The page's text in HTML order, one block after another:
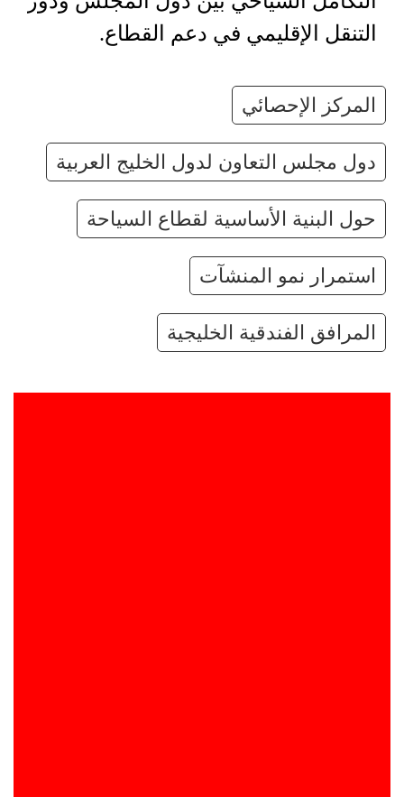
التنقل الإقليمي في دعم القطاع.
المركز الإحصائي
دول مجلس التعاون لدول الخليج العربية
حول البنية الأساسية لقطاع السياحة
استمرار نمو المنشآت
المرافق الفندقية الخليجية